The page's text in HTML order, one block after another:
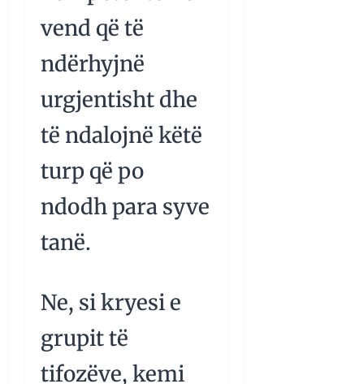
vend që të
ndërhyjnë
urgjentisht dhe
të ndalojnë këtë
turp që po
ndodh para syve
tanë.
Ne, si kryesi e
grupit të
tifozëve, kemi